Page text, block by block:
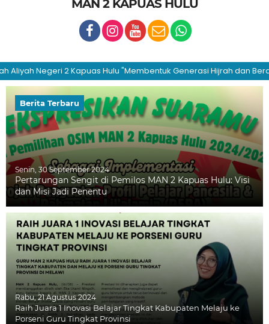
MAN 2 KAPUAS HULU
Negeri 2 Kapuas Hulu "Membentuk Generasi Hijrah dan
Berita Terbaru
Senin, 30 September 2024
Pertarungan Sengit di Pemilos MAN 2 Kapuas Hulu: Visi
dan Misi Jadi Penentu
Rabu, 21 Agustus 2024
Raih Juara 1 Inovasi Belajar Tingkat Kabupaten Melaju ke
Porseni Guru Tingkat Provinsi